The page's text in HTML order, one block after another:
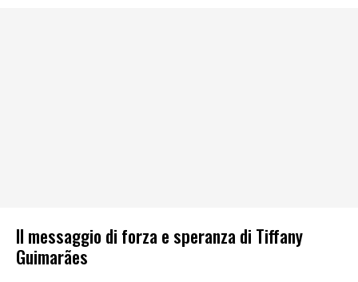
Il messaggio di forza e speranza di Tiffany
Guimarães